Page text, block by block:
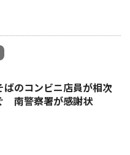
ばのコンビニ店員が相次
南警察署が感謝状